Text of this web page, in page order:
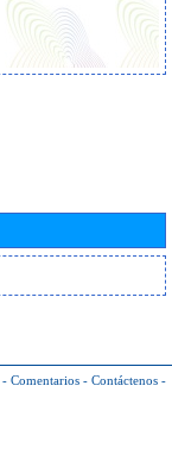
- Comentarios - Contáctenos -